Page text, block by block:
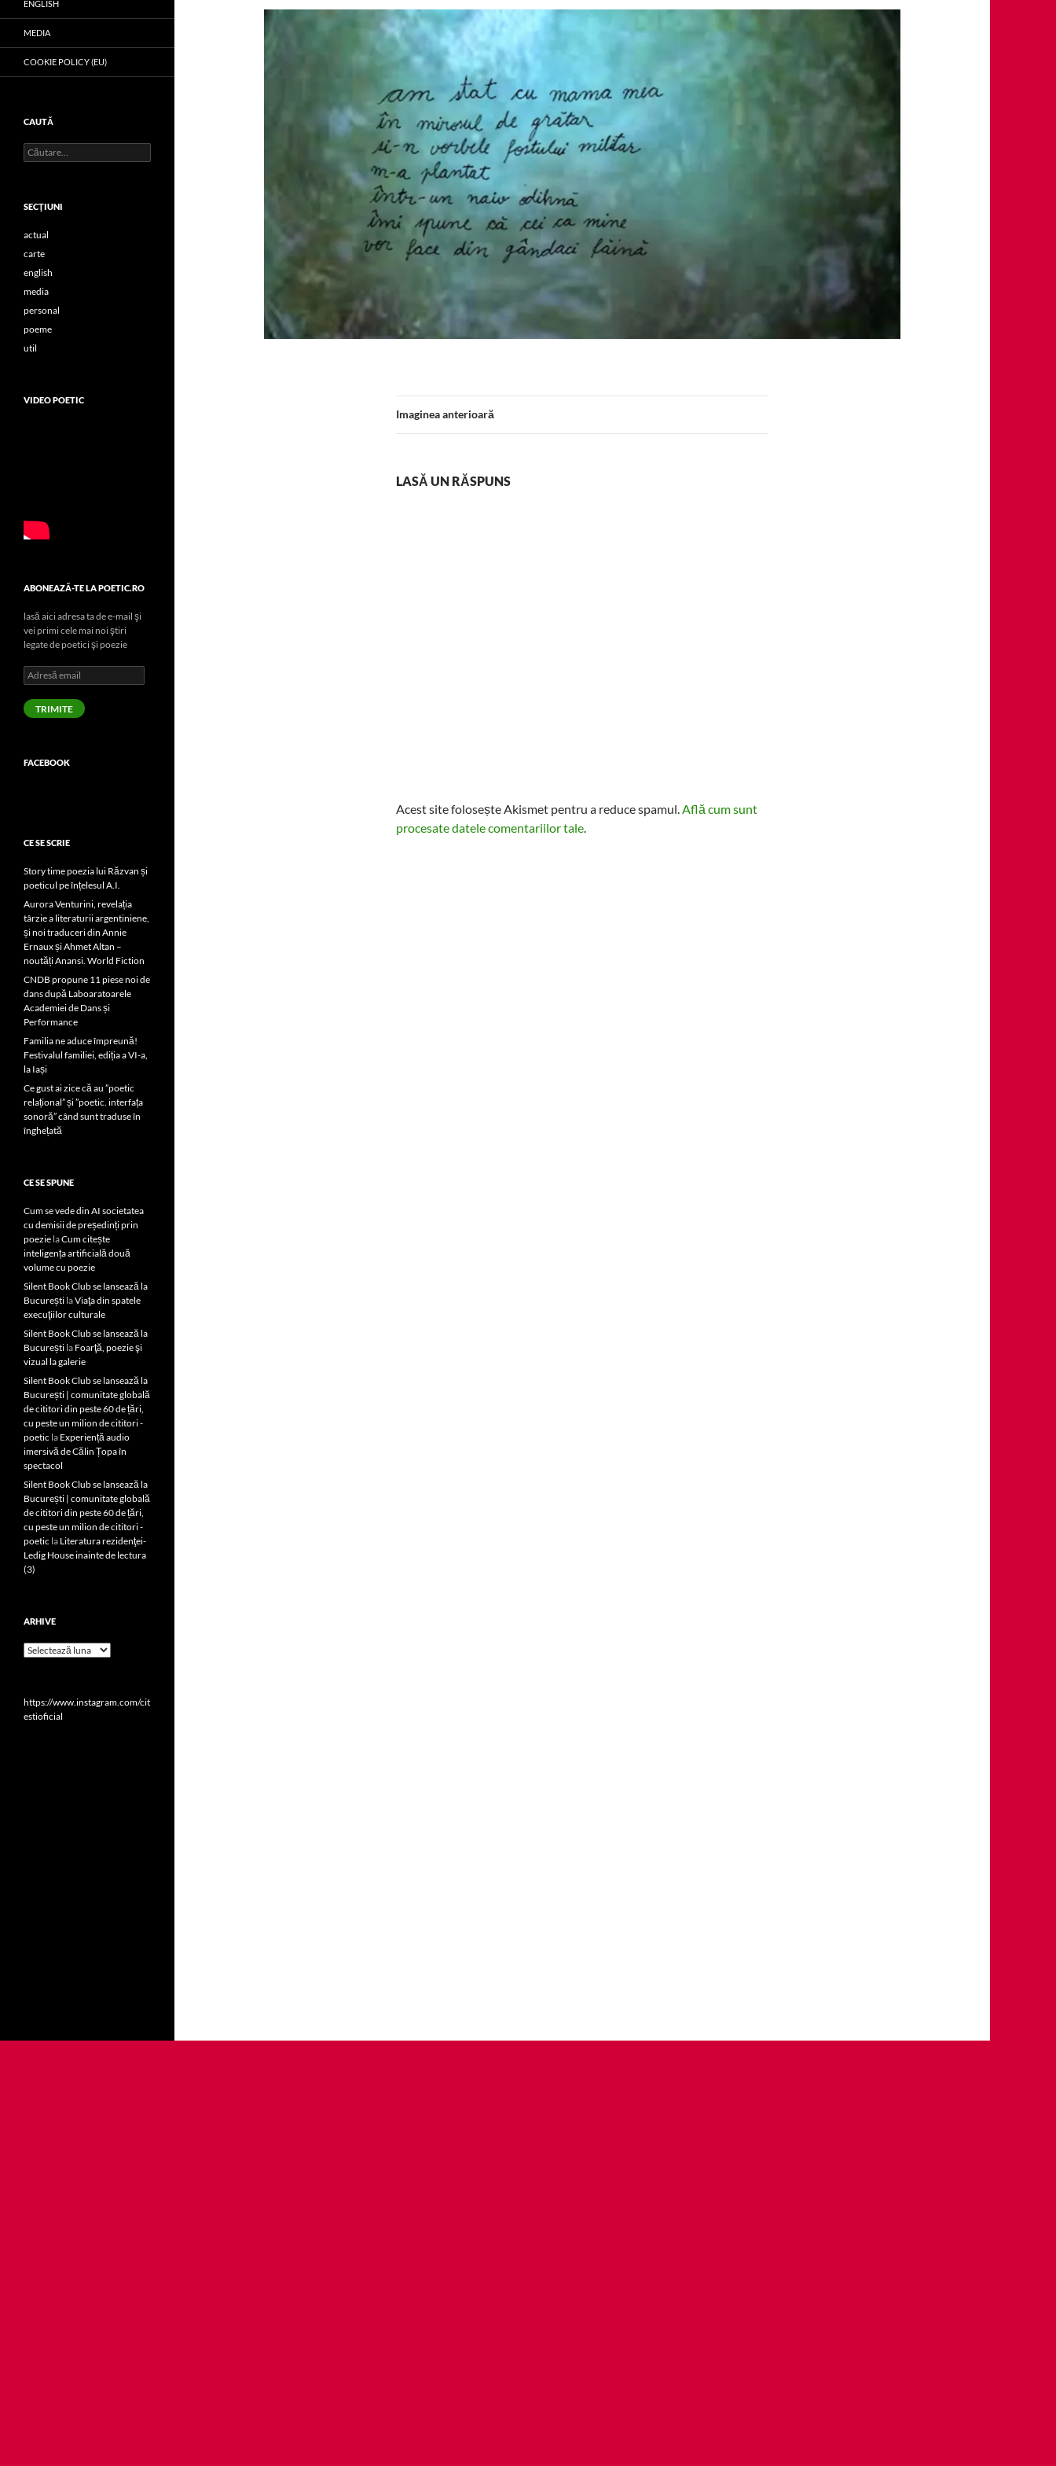
Imaginea anterioară
LASĂ UN RĂSPUNS
Acest site folosește Akismet pentru a reduce spamul.Află cum sunt
procesate datele comentariilor tale.
ENGLISH
MEDIA
COOKIE POLICY (EU)
CAUTĂ
Caută
după:
SECŢIUNI
actual
carte
english
media
personal
poeme
util
VIDEO POETIC
ABONEAZĂ-TE LA POETIC.RO
lasă aici adresa ta de e-mail şi
vei primi cele mai noi ştiri
legate de poetici şi poezie
Adresă
email
TRIMITE
FACEBOOK
CE SE SCRIE
Story time poezia lui Răzvan și
poeticul pe înțelesul A.I.
Aurora Venturini, revelația
târzie a literaturii argentiniene,
și noi traduceri din Annie
Ernaux și Ahmet Altan –
noutăți Anansi. World Fiction
CNDB propune 11 piese noi de
dans după Laboaratoarele
Academiei de Dans și
Performance
Familia ne aduce împreună!
Festivalul familiei, ediția a VI-a,
la Iași
Ce gust ai zice că au ”poetic
relațional” și ”poetic. interfața
sonoră” când sunt traduse în
înghețată
CE SE SPUNE
Cum se vede din AI societatea
cu demisii de președinți prin
poezie laCum citește
inteligența artificială două
volume cu poezie
Silent Book Club se lansează la
București laViaţa din spatele
execuţiilor culturale
Silent Book Club se lansează la
București la Foarţă, poezie şi
vizual la galerie
Silent Book Club se lansează la
București | comunitate globală
de cititori din peste 60 de țări,
cu peste un milion de cititori -
poetic la Experiență audio
imersivă de Călin Țopa în
spectacol
Silent Book Club se lansează la
București | comunitate globală
de cititori din peste 60 de țări,
cu peste un milion de cititori -
poetic la Literatura rezidenţei-
Ledig House inainte de lectura
(3)
ARHIVE
Arhive
https://www.instagram.com/cit
estioficial